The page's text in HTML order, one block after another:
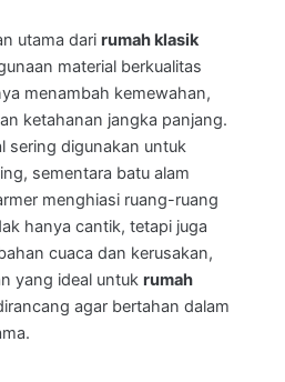
utama dari rumah klasik
material berkualitas
menambah kemewahan,
ketahanan jangka panjang.
sering digunakan untuk
sementara batu alam
menghiasi ruang-ruang
hanya cantik, tetapi juga
cuaca dan kerusakan,
yang ideal untuk rumah
agar bertahan dalam